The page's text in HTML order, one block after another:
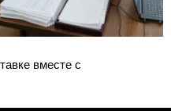
вместе с